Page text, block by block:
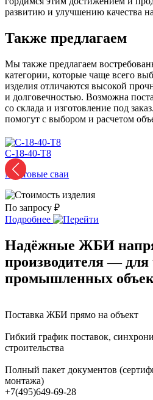
развитию и улучшению качества
Также предлагаем
Мы также предлагаем
категории, которые чаще всего
изделия отличаются высокой
и долговечностью. Возможна
со склада и изготовление под
помогут с выбором и расчетом
С-18-40-Т8
Мостовые сваи
По запросу ₽
Подробнее
Надёжные ЖБИ
производителя —
промышленных
Поставка ЖБИ прямо на объект
Гибкий график поставок,
строительства
Полный пакет документов
монтажа)
+7(495)649-69-28